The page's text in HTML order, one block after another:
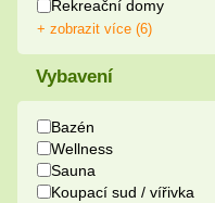
Rekreační domy
+ zobrazit více (6)
Vybavení
Bazén
Wellness
Sauna
Koupací sud / vířivka